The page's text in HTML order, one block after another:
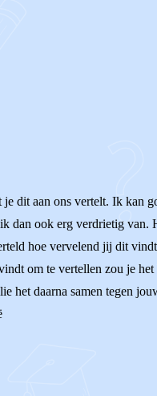
dit aan ons vertelt. Ik kan
dan ook erg verdrietig
hoe vervelend jij dit
om te vertellen zou je
het daarna samen tegen